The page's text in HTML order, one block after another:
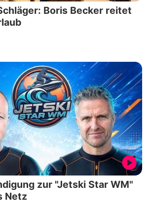
Boris Becker reitet
zur "Jetski Star WM"
Netz